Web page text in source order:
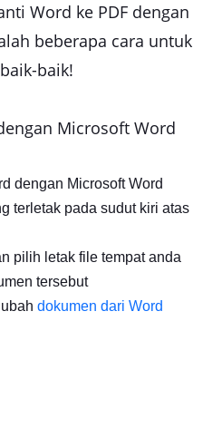
Word ke PDF dengan
beberapa cara untuk
baik!
Microsoft Word
dengan Microsoft Word
terletak pada sudut kiri atas
pilih letak file tempat anda
tersebut
dokumen dari Word